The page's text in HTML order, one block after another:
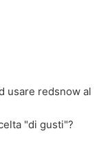
usare redsnow al
"di gusti"?